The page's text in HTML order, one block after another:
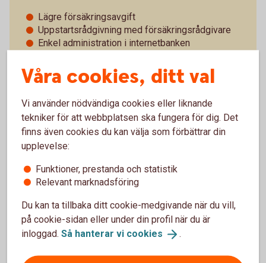
Lägre försäkringsavgift
Uppstartsrådgivning med försäkringsrådgivare
Enkel administration i internetbanken
Boka gratis rådgivning
Rådgivning
Pensionsplan med personlig service och rådgivning.
anställda.
Återkommande uppföljning och anpassning av
pensionsplanen
Våra cookies, ditt val
Vi använder nödvändiga cookies eller liknande
tekniker för att webbplatsen ska fungera för dig. Det
finns även cookies du kan välja som förbättrar din
upplevelse:
Funktioner, prestanda och statistik
Relevant marknadsföring
Du kan ta tillbaka ditt cookie-medgivande när du vill,
på cookie-sidan eller under din profil när du är
inloggad. Så hanterar vi cookies .